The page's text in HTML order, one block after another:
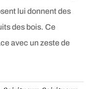
lui donnent des
des bois. Ce
avec un zeste de